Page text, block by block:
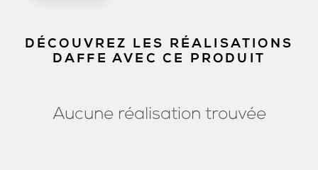
DÉCOUVREZ LES RÉALISATIONS
DAFFE AVEC CE PRODUIT
Aucune réalisation trouvée